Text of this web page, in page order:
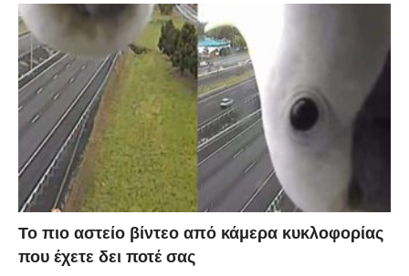
Το πιο αστείο βίντεο από κάμερα κυκλοφορίας
που έχετε δει ποτέ σας